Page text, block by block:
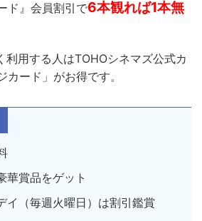
ド』会員割引で6本観れば1本無
利用する人はTOHOシネマズ公式カ
ード」がお得です。
華賞品をゲット
イ（毎週火曜日）は割引鑑賞